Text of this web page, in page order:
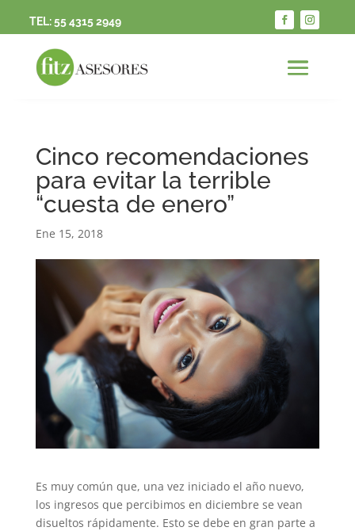
TEL:55 4315 2949
Cinco recomendaciones
para evitar la terrible
“cuesta de enero”
Ene 15, 2018
Es muy común que, una vez iniciado el año nuevo,
los ingresos que percibimos en diciembre se vean
disueltos rápidamente. Esto se debe en gran parte a